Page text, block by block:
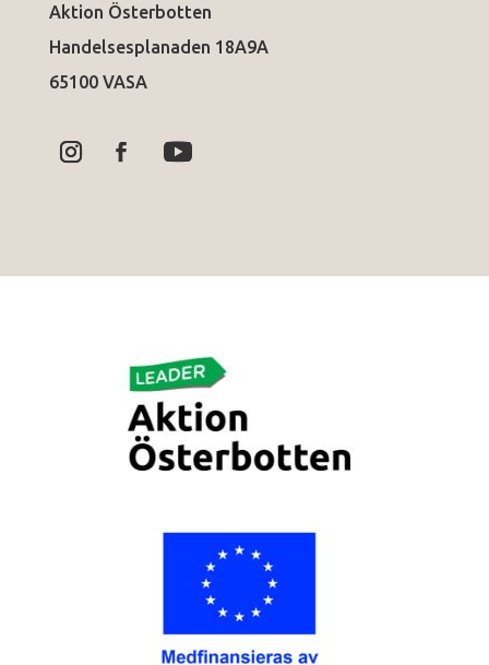
Aktion Österbotten
Handelsesplanaden 18A9A
65100 VASA